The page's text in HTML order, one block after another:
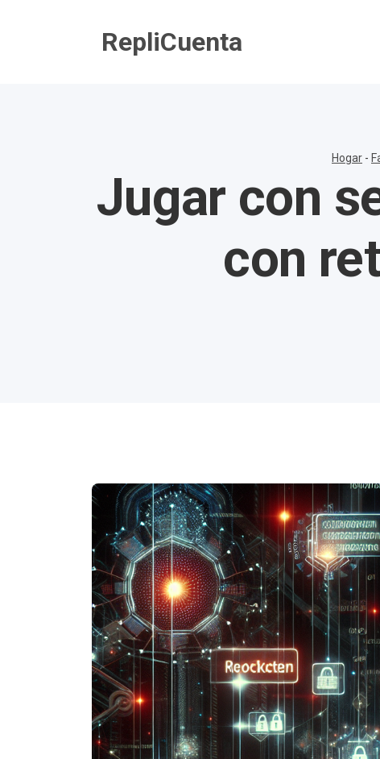
RepliCuenta
Hogar -
Jugar con
con